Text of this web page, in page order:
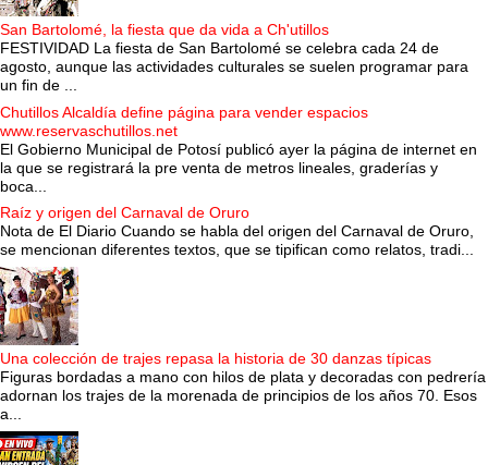
San Bartolomé, la fiesta que da vida a Ch'utillos
FESTIVIDAD La fiesta de San Bartolomé se celebra cada 24 de
agosto, aunque las actividades culturales se suelen programar para
un fin de ...
Chutillos Alcaldía define página para vender espacios
www.reservaschutillos.net
El Gobierno Municipal de Potosí publicó ayer la página de internet en
la que se registrará la pre venta de metros lineales, graderías y
boca...
Raíz y origen del Carnaval de Oruro
Nota de El Diario Cuando se habla del origen del Carnaval de Oruro,
se mencionan diferentes textos, que se tipifican como relatos, tradi...
Una colección de trajes repasa la historia de 30 danzas típicas
Figuras bordadas a mano con hilos de plata y decoradas con pedrería
adornan los trajes de la morenada de principios de los años 70. Esos
a...